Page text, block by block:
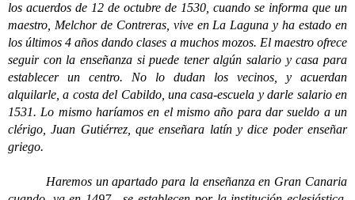
los acuerdos de 12 de octubre de 1530, cuando se informa que un
maestro, Melchor de Contreras, vive en La Laguna y ha estado en
los últimos 4 años dando clases a muchos mozos. El maestro ofrece
seguir con la enseñanza si puede tener algún salario y casa para
establecer un centro. No lo dudan los vecinos, y acuerdan
alquilarle, a costa del Cabildo, una casa-escuela y darle salario en
1531. Lo mismo haríamos en el mismo año para dar sueldo a un
clérigo, Juan Gutiérrez, que enseñara latín y dice poder enseñar
griego.
Haremos un apartado para la enseñanza en Gran Canaria